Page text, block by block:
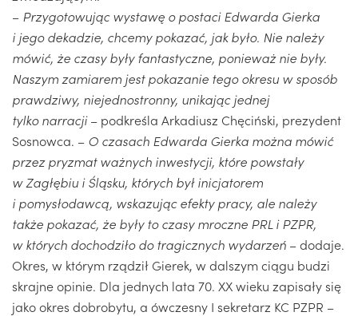
– Przygotowując wystawę o postaci Edwarda Gierka
i jego dekadzie, chcemy pokazać, jak było. Nie należy
mówić, że czasy były fantastyczne, ponieważ nie były.
Naszym zamiarem jest pokazanie tego okresu w sposób
prawdziwy, niejednostronny, unikając jednej
tylko narracji– podkreśla Arkadiusz Chęciński, prezydent
Sosnowca. – O czasach Edwarda Gierka można mówić
przez pryzmat ważnych inwestycji, które powstały
w Zagłębiu i Śląsku, których był inicjatorem
i pomysłodawcą, wskazując efekty pracy, ale należy
także pokazać, że były to czasy mroczne PRL i PZPR,
w których dochodziło do tragicznych wydarzeń – dodaje.
Okres, w którym rządził Gierek, w dalszym ciągu budzi
skrajne opinie. Dla jednych lata 70. XX wieku zapisały się
jako okres dobrobytu, a ówczesny I sekretarz KC PZPR –